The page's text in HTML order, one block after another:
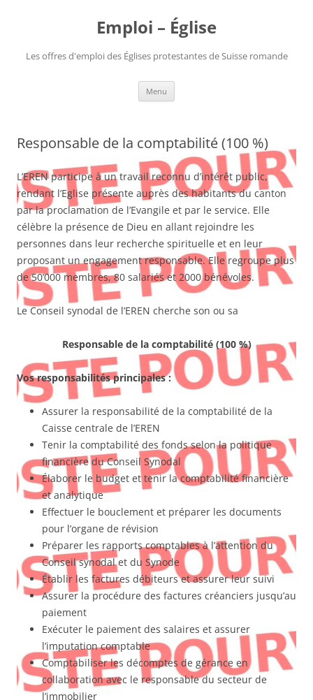
Emploi – Église
Les offres d'emploi des Églises protestantes de Suisse romande
Menu
Responsable de la comptabilité (100 %)
L’EREN participe à un travail reconnu d’intérêt public,
rendant l’Eglise présente auprès des habitants du canton
par la proclamation de l’Evangile et par le service. Elle
célèbre la présence de Dieu en allant rejoindre les
personnes dans leur recherche spirituelle et en leur
proposant un engagement responsable. Elle regroupe plus
de 50’000 membres, 80 salariés et 2000 bénévoles.
Le Conseil synodal de l’EREN cherche son ou sa
Responsable de la comptabilité (100 %)
Vos responsabilités principales :
Assurer la responsabilité de la comptabilité de la
Caisse centrale de l’EREN
Tenir la comptabilité des fonds selon la politique
financière du Conseil Synodal
Élaborer le budget et tenir la comptabilité financière
et analytique
Effectuer le bouclement et préparer les documents
pour l’organe de révision
Préparer les rapports comptables à l’attention du
Conseil synodal et du Synode
Établir les factures débiteurs et assurer leur suivi
Assurer la procédure des factures créanciers jusqu’au
paiement
Exécuter le paiement des salaires et assurer
l’imputation comptable
Comptabiliser les décomptes de gérance en
collaboration avec le responsable du secteur de
l’immobilier